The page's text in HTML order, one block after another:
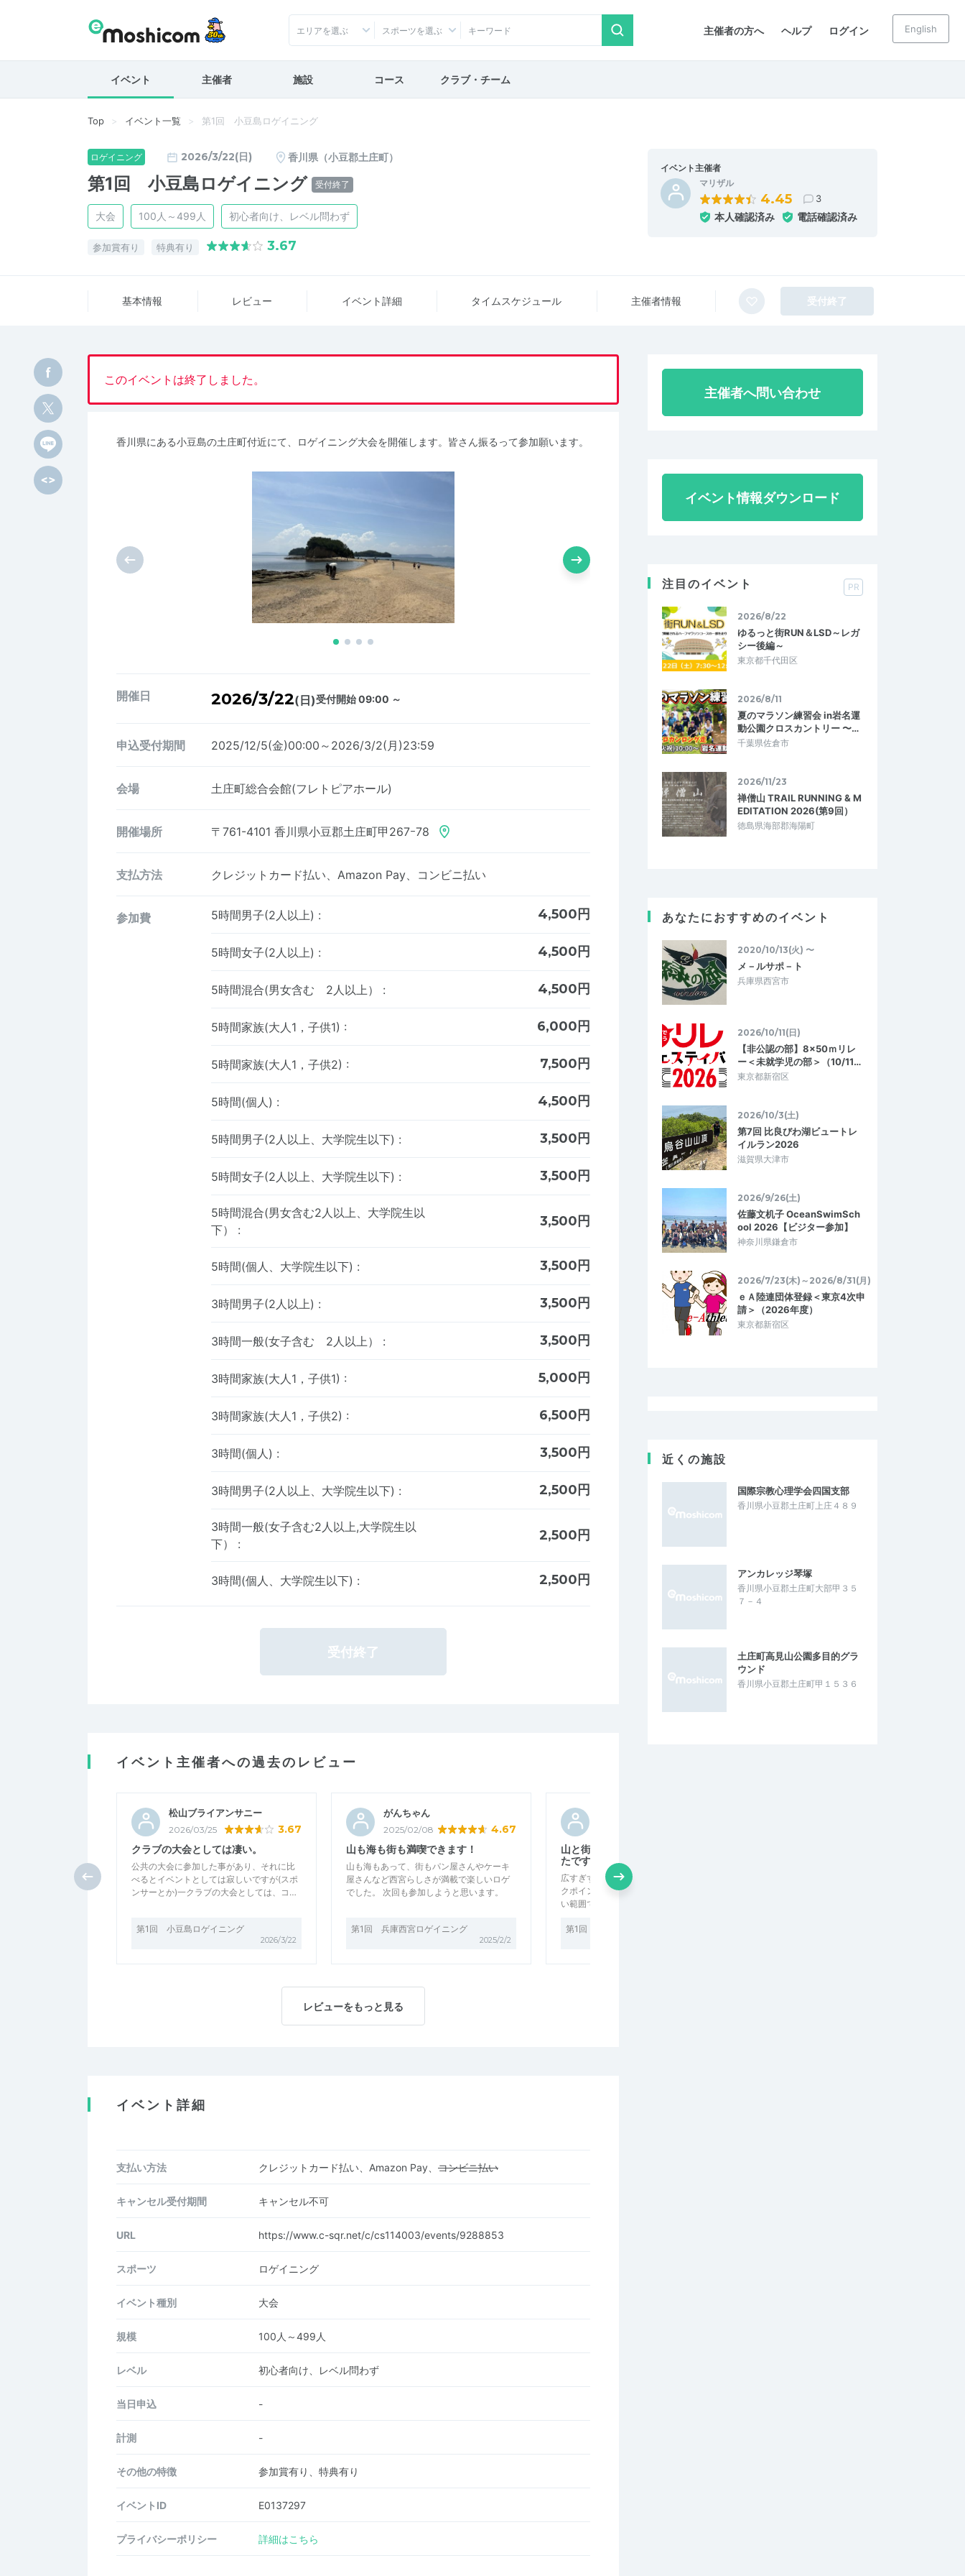
主催者の方へ ヘルプ ログイン
エリアを選ぶ スポーツを選ぶ English
イベント 主催者 施設 コース クラブ・チーム
Top イベント一覧 第1回 小豆島ロゲイニング
ロゲイニング 2026/3/22(日) 香川県（小豆郡土庄町）
第1回 小豆島ロゲイニング 受付終了
大会 100人～499人 初心者向け、レベル問わず
参加賞有り 特典有り 3.67
イベント主催者
マリザル
4.45 3
本人確認済み 電話確認済み
基本情報 レビュー イベント詳細 タイム スケジュール 主催者情報 受付終了
このイベントは終了しました。
香川県にある小豆島の土庄町付近にて、ロゲイニング大会を開催します。皆さん振るって参加願います。
開催日 2026/3/22(日)受付開始 09:00 ～
申込受付期間 2025/12/5(金)00:00～2026/3/2(月)23:59
会場 土庄町総合会館(フレトピアホール)
開催場所 〒761-4101 香川県小豆郡土庄町甲267ｰ78
支払方法 クレジットカード払い、Amazon Pay、コンビニ払い
参加費 5時間男子(2人以上) : 4,500円
5時間女子(2人以上) : 4,500円
5時間混合(男女含む 2人以上） : 4,500円
5時間家族(大人1，子供1) : 6,000円
5時間家族(大人1，子供2) : 7,500円
5時間(個人) : 4,500円
5時間男子(2人以上、大学院生以下) : 3,500円
5時間女子(2人以上、大学院生以下) : 3,500円
5時間混合(男女含む2人以上、大学院生以
下） :
3,500円
5時間(個人、大学院生以下) : 3,500円
3時間男子(2人以上) : 3,500円
3時間一般(女子含む 2人以上） : 3,500円
3時間家族(大人1，子供1) : 5,000円
3時間家族(大人1，子供2) : 6,500円
3時間(個人) : 3,500円
3時間男子(2人以上、大学院生以下) : 2,500円
3時間一般(女子含む2人以上,大学院生以
下） :
2,500円
3時間(個人、大学院生以下) : 2,500円
受付終了
イベント主催者への過去のレビュー
松山ブライアンサニー
2026/03/25 3.67
クラブの大会としては凄い。
公共の大会に参加した事があり、それに比
べるとイベントとしては寂しいですが(スポ
ンサーとか)一クラブの大会としては、コ…
第1回 小豆島ロゲイニング
2026/3/22
がんちゃん
2025/02/08 4.67
山も海も街も満喫できます！
山も海もあって、街もパン屋さんやケーキ
屋さんなど西宮らしさが満載で楽しいロゲ
でした。 次回も参加しようと思います。
第1回 兵庫西宮ロゲイニング
2025/2/2
山と街、ちょうどいい範囲でよかっ
たです
広すぎず狭すぎず、山あり街あり、チェッ
クポイントも分かりやすくて、ちょうどい
い範囲でした。 楽しくロゲイニングでき…
第1回 兵庫西宮ロゲイニング
レビューをもっと見る
イベント詳細
支払い方法 クレジットカード払い、Amazon Pay、 コンビニ払い
キャンセル受付期間 キャンセル不可
URL https://www.c-sqr.net/c/cs114003/events/9288853
スポーツ ロゲイニング
イベント種別 大会
規模 100人～499人
レベル 初心者向け、レベル問わず
当日申込 -
計測 -
その他の特徴 参加賞有り、特典有り
イベントID E0137297
プライバシーポリシー 詳細はこちら
主催者へ問い合わせ
イベント情報ダウンロード
注目のイベント PR
2026/8/22
ゆるっと街RUN＆LSD～レガ
シー後編～
東京都千代田区
2026/8/11
夏のマラソン練習会 in岩名運
動公園クロスカントリー 〜…
千葉県佐倉市
2026/11/23
禅僧山 TRAIL RUNNING & M
EDITATION 2026(第9回）
徳島県海部郡海陽町
あなたにおすすめのイベント
2020/10/13(火) 〜
メ－ルサポ－ト
兵庫県西宮市
2026/10/11(日)
【非公認の部】8×50ｍリレ
ー＜未就学児の部＞（10/11…
東京都新宿区
2026/10/3(土)
第7回 比良びわ湖ビュートレ
イルラン2026
滋賀県大津市
2026/9/26(土)
佐藤文机子 OceanSwimSch
ool 2026【ビジター参加】
神奈川県鎌倉市
2026/7/23(木)～2026/8/31(月)
ｅＡ陸連団体登録＜東京4次申
請＞（2026年度）
東京都新宿区
近くの施設
国際宗教心理学会四国支部
香川県小豆郡土庄町上庄４８９
アンカレッジ琴塚
香川県小豆郡土庄町大部甲３５
７－４
土庄町高見山公園多目的グラ
ウンド
香川県小豆郡土庄町甲１５３６